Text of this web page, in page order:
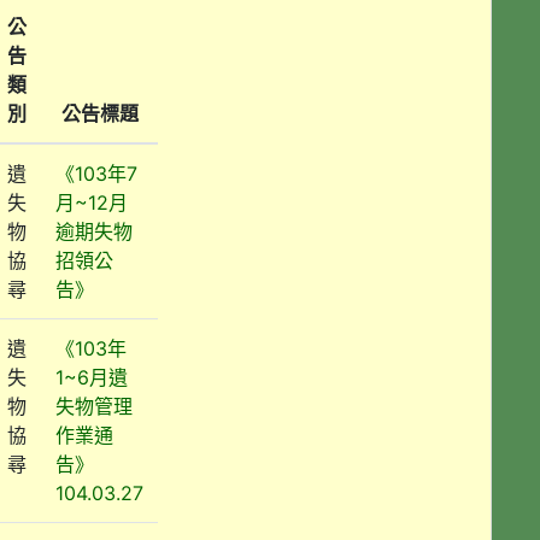
公
告
類
別
公告標題
遺
失
物
協
尋
《103年7
月~12月
逾期失物
招領公
告》
遺
失
物
協
尋
《103年
1~6月遺
失物管理
作業通
告》
104.03.27